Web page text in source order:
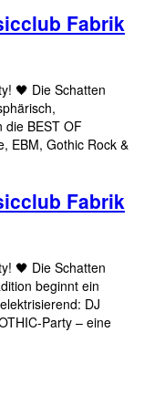
Fabrik
🖤 Die Schatten
die BEST OF
EBM, Gothic Rock &
Fabrik
🖤 Die Schatten
beginnt ein
DJ
Party – eine